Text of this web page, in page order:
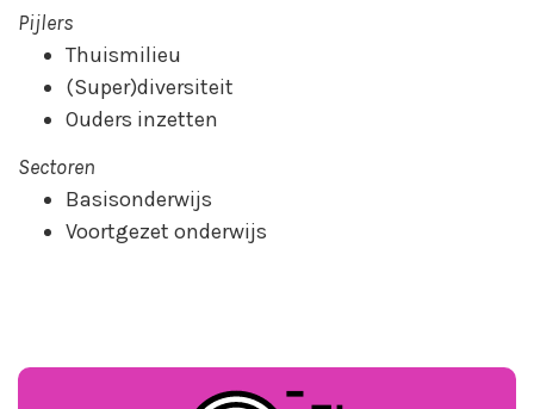
Pijlers
Thuismilieu
(Super)diversiteit
Ouders inzetten
Sectoren
Basisonderwijs
Voortgezet onderwijs